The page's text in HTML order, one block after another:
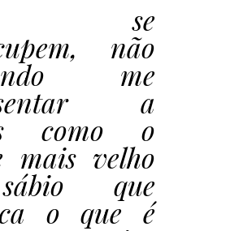
se
não
me
a
como o
mais velho
que
o que é